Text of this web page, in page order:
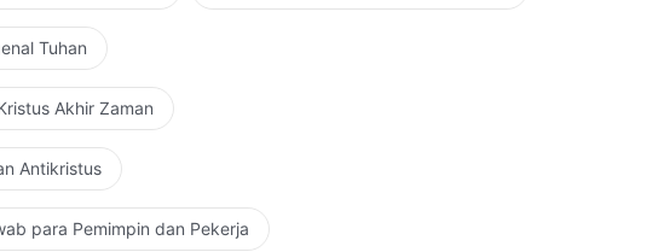
Tuhan
Akhir Zaman
Antikristus
para Pemimpin dan Pekerja